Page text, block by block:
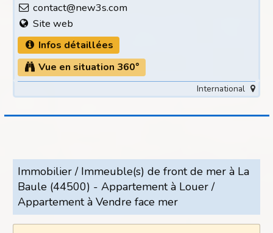
contact@new3s.com
Site web
Infos détaillées
Vue en situation 360°
International
Immobilier / Immeuble(s) de front de mer à La
Baule (44500) - Appartement à Louer /
Appartement à Vendre face mer